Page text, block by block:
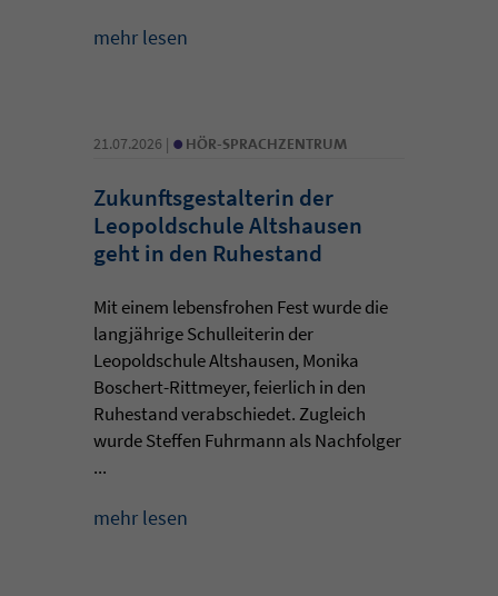
mehr lesen
21.07.2026 | • HÖR-SPRACHZENTRUM
Zukunftsgestalterin der
Leopoldschule Altshausen
geht in den Ruhestand
Mit einem lebensfrohen Fest wurde die
langjährige Schulleiterin der
Leopoldschule Altshausen, Monika
Boschert-Rittmeyer, feierlich in den
Ruhestand verabschiedet. Zugleich
wurde Steffen Fuhrmann als Nachfolger
...
mehr lesen